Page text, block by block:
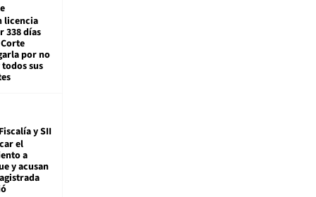
licencia
338 días
por no
sus
Fiscalía y SII
el
a
y acusan